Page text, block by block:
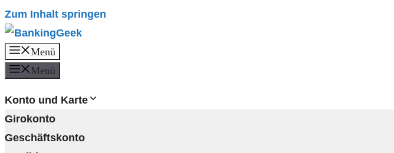
Zum Inhalt springen
Menü
Menü
Konto und Karte
Girokonto
Geschäftskonto